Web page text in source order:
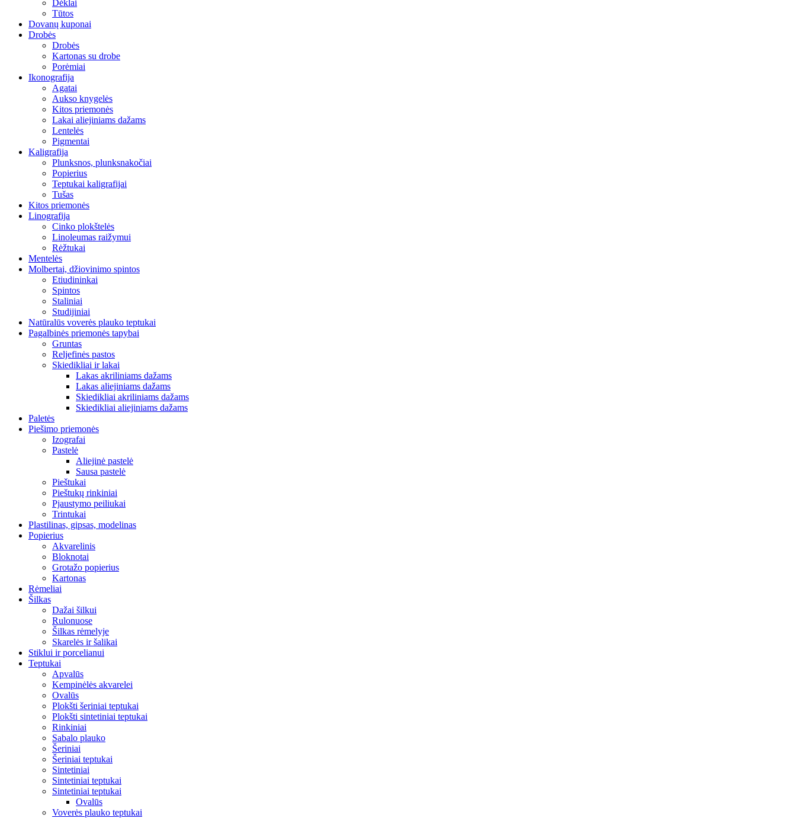
Dėklai
Tūtos
Dovanų kuponai
Drobės
Drobės
Kartonas su drobe
Porėmiai
Ikonografija
Agatai
Aukso knygelės
Kitos priemonės
Lakai aliejiniams dažams
Lentelės
Pigmentai
Kaligrafija
Plunksnos, plunksnakočiai
Popierius
Teptukai kaligrafijai
Tušas
Kitos priemonės
Linografija
Cinko plokštelės
Linoleumas raižymui
Rėžtukai
Mentelės
Molbertai, džiovinimo spintos
Etiudininkai
Spintos
Staliniai
Studijiniai
Natūralūs voverės plauko teptukai
Pagalbinės priemonės tapybai
Gruntas
Reljefinės pastos
Skiedikliai ir lakai
Lakas akriliniams dažams
Lakas aliejiniams dažams
Skiedikliai akriliniams dažams
Skiedikliai aliejiniams dažams
Paletės
Piešimo priemonės
Izografai
Pastelė
Aliejinė pastelė
Sausa pastelė
Pieštukai
Pieštukų rinkiniai
Pjaustymo peiliukai
Trintukai
Plastilinas, gipsas, modelinas
Popierius
Akvarelinis
Bloknotai
Grotažo popierius
Kartonas
Rėmeliai
Šilkas
Dažai šilkui
Rulonuose
Šilkas rėmelyje
Skarelės ir šalikai
Stiklui ir porcelianui
Teptukai
Apvalūs
Kempinėlės akvarelei
Ovalūs
Plokšti šeriniai teptukai
Plokšti sintetiniai teptukai
Rinkiniai
Sabalo plauko
Šeriniai
Šeriniai teptukai
Sintetiniai
Sintetiniai teptukai
Sintetiniai teptukai
Ovalūs
Voverės plauko teptukai